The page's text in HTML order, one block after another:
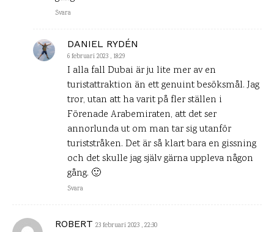
Svara
DANIEL RYDÉN
6 februari 2023 , 18:29
I alla fall Dubai är ju lite mer av en
turistattraktion än ett genuint besöksmål. Jag
tror, utan att ha varit på fler ställen i
Förenade Arabemiraten, att det ser
annorlunda ut om man tar sig utanför
turiststråken. Det är så klart bara en gissning
och det skulle jag själv gärna uppleva någon
gång. 🙂
Svara
ROBERT 23 februari 2023 , 22:30